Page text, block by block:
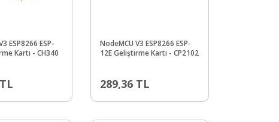
ESP8266 ESP-
Kartı - CH340
TL
NodeMCU V3 ESP8266 ESP-
12E Geliştirme Kartı - CP2102
289,36 TL